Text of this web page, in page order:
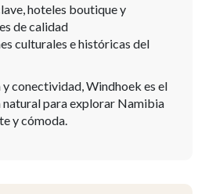
hoteles boutique y
de calidad
culturales e históricas del
conectividad, Windhoek es el
para explorar Namibia
y cómoda.